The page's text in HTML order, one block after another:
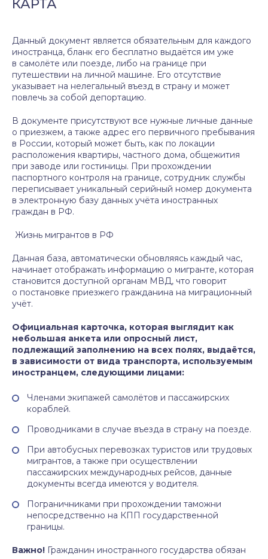
КАРТА
Данный документ является обязательным для каждого
иностранца, бланк его бесплатно выдаётся им уже
в самолёте или поезде, либо на границе при
путешествии на личной машине. Его отсутствие
указывает на нелегальный въезд в страну и может
повлечь за собой депортацию.
В документе присутствуют все нужные личные данные
о приезжем, а также адрес его первичного пребывания
в России, который может быть, как по локации
расположения квартиры, частного дома, общежития
при заводе или гостиницы. При прохождении
паспортного контроля на границе, сотрудник службы
переписывает уникальный серийный номер документа
в электронную базу данных учёта иностранных
граждан в РФ.
Жизнь мигрантов в РФ
Данная база, автоматически обновляясь каждый час,
начинает отображать информацию о мигранте, которая
становится доступной органам МВД, что говорит
о постановке приезжего гражданина на миграционный
учёт.
Официальная карточка, которая выглядит как
небольшая анкета или опросный лист,
подлежащий заполнению на всех полях, выдаётся,
в зависимости от вида транспорта, используемым
иностранцем, следующими лицами:
Членами экипажей самолётов и пассажирских
кораблей.
Проводниками в случае въезда в страну на поезде.
При автобусных перевозках туристов или трудовых
мигрантов, а также при осуществлении
пассажирских международных рейсов, данные
документы всегда имеются у водителя.
Пограничниками при прохождении таможни
непосредственно на КПП государственной
границы.
Важно! Гражданин иностранного государства обязан